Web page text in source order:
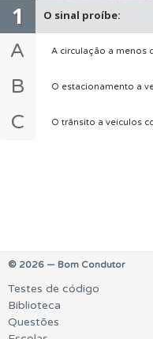
1 O sinal proíbe:
A A circulação a menos
B O estacionamento a
C O trânsito a veículos
© 2026 — Bom Condutor
Testes de código
Biblioteca
Questões